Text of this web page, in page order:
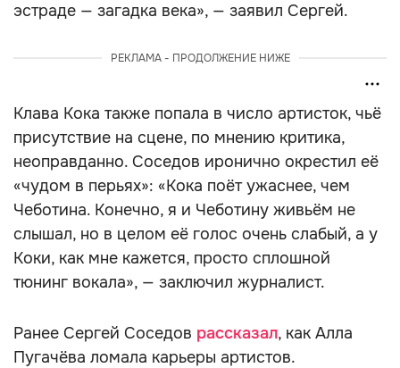
эстраде — загадка века», — заявил Сергей.
РЕКЛАМА - ПРОДОЛЖЕНИЕ НИЖЕ
Клава Кока также попала в число артисток, чьё
присутствие на сцене, по мнению критика,
неоправданно. Соседов иронично окрестил её
«чудом в перьях»: «Кока поёт ужаснее, чем
Чеботина. Конечно, я и Чеботину живьём не
слышал, но в целом её голос очень слабый, а у
Коки, как мне кажется, просто сплошной
тюнинг вокала», — заключил журналист.
Ранее Сергей Соседов рассказал, как Алла
Пугачёва ломала карьеры артистов.